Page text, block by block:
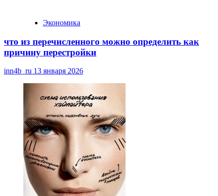
Экономика
что из перечисленного можно определить как
причину перестройки
inn4b_ru 13 января 2026